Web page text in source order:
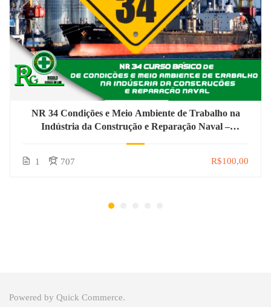
NR 34 Condições e Meio Ambiente de Trabalho na
Indústria da Construção e Reparação Naval –
1 707 R$100,00
Powered by Quick Commerce.